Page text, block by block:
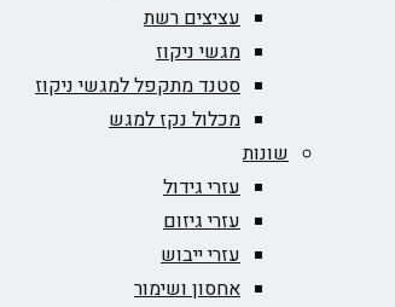
עציצים רשת
מגשי ניקוז
סטנד מתקפל למגשי ניקוז
מכלול נקז למגש
שונות
עזרי גידול
עזרי גיזום
עזרי ייבוש
אחסון ושימור